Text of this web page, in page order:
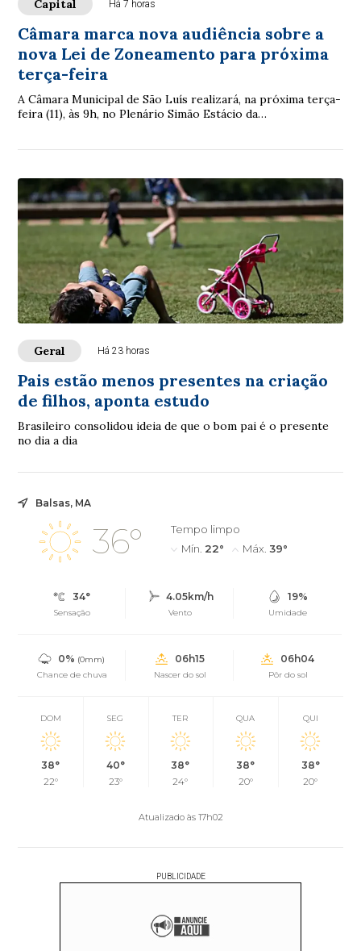
Capital Há 7 horas
Câmara marca nova audiência sobre a
nova Lei de Zoneamento para próxima
terça-feira
A Câmara Municipal de São Luís realizará, na próxima terça-
feira (11), às 9h, no Plenário Simão Estácio da
Geral Há 23 horas
Pais estão menos presentes na criação
de filhos, aponta estudo
Brasileiro consolidou ideia de que o bom pai é o presente
no dia a dia
Balsas, MA
36°
Tempo limpo
Mín. 22° Máx. 39°
34°
Sensação
4.05km/h
Vento
19%
Umidade
0% (0mm)
Chance de chuva
06h15
Nascer do sol
06h04
Pôr do sol
DOM
38°
22°
SEG
40°
23°
TER
38°
24°
QUA
38°
20°
QUI
38°
20°
Atualizado às 17h02
PUBLICIDADE